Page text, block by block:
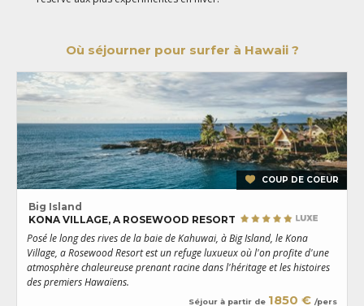
Où séjourner pour surfer à Hawaii ?
COUP DE COEUR
Big Island
KONA VILLAGE, A ROSEWOOD RESORT
Posé le long des rives de la baie de Kahuwai, à Big Island, le Kona
Village, a Rosewood Resort est un refuge luxueux où l'on profite d'une
atmosphère chaleureuse prenant racine dans l'héritage et les histoires
des premiers Hawaïens.
Séjour à partir de 1850 € /pers